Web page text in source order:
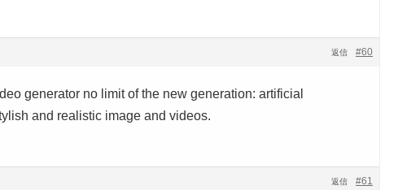
#60
返信
generator no limit of the new generation: artificial
and realistic image and videos.
#61
返信